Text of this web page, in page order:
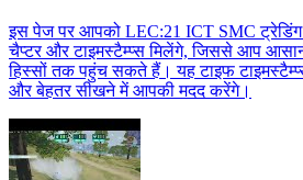
इस पेज पर आपको LEC:21 ICT SMC ट्रेडिंग
चैप्टर और टाइमस्टैम्प्स मिलेंगे, जिससे आप
हिस्सों तक पहुंच सकते हैं। यह टाइफ
और बेहतर सीखने में आपकी मदद करेंगे।